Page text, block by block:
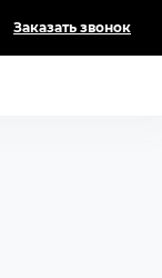
Заказать звонок